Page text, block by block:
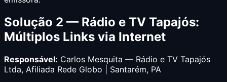
Solução 2 — Rádio e TV Tapajós:
Múltiplos Links via Internet
Responsável: Carlos Mesquita — Rádio e TV Tapajós
Ltda, Afiliada Rede Globo | Santarém, PA